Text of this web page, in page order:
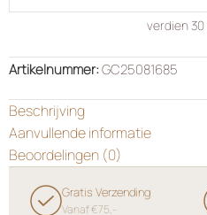
verdien30
Artikelnummer:GC25081685
Beschrijving
Aanvullende informatie
Beoordelingen (0)
Gratis Verzending
Vanaf €75,-